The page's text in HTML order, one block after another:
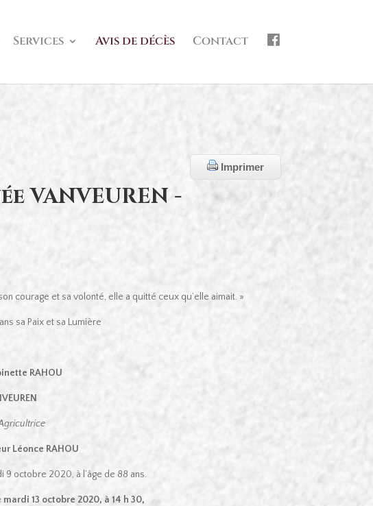
Services Avis de décès Contact
Imprimer
VANVEUREN -
courage et sa volonté, elle a quitté ceux qu’elle aimait. »
sa Paix et sa Lumière
RAHOU
Léonce RAHOU
octobre 2020, à l’âge de 88 ans.
mardi 13 octobre 2020, à 14 h 30,